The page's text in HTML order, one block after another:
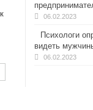
06.02.2023
Психологи
видеть
06.02.2023